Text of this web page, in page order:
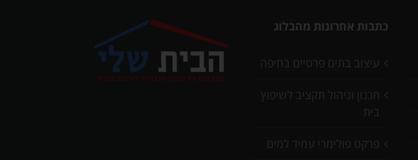
כתבות אחרונות מהבלוג
עיצוב בתים פרטיים בחיפה
תכנון וניהול תקציב לשיפוץ
בית
פרקט פולימרי עמיד למים